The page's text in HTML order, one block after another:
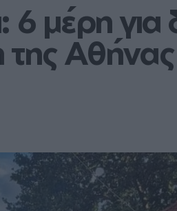
6 μέρη για
της Αθήνας